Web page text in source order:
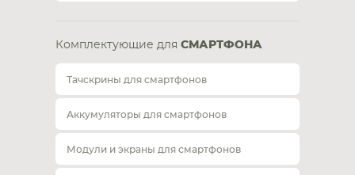
Комплектующие для СМАРТФОНА
Тачскрины для смартфонов
Аккумуляторы для смартфонов
Модули и экраны для смартфонов